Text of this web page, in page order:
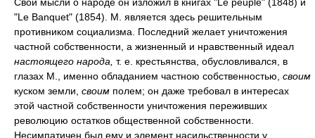
"Le Banquet" (1854). М. является здесь решительным
противником социализма. Последний желает уничтожения
частной собственности, а жизненный и нравственный идеал
настоящего народа, т. е. крестьянства, обусловливался, в
глазах М., именно обладанием частною собственностью, своим
куском земли, своим полем; он даже требовал в интересах
этой частной собственности уничтожения переживших
революцию остатков общественной собственности.
Несимпатичен был ему и элемент насильственности у